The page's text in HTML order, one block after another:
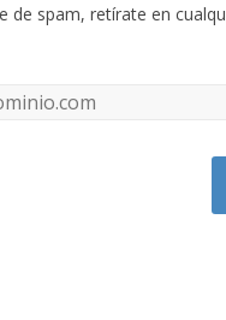
de spam, retírate en